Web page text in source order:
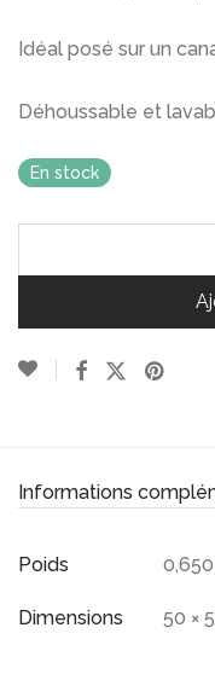
Idéal posé sur un
Déhoussable et
En stock
Informations
Poids
Dimensions 50 ×